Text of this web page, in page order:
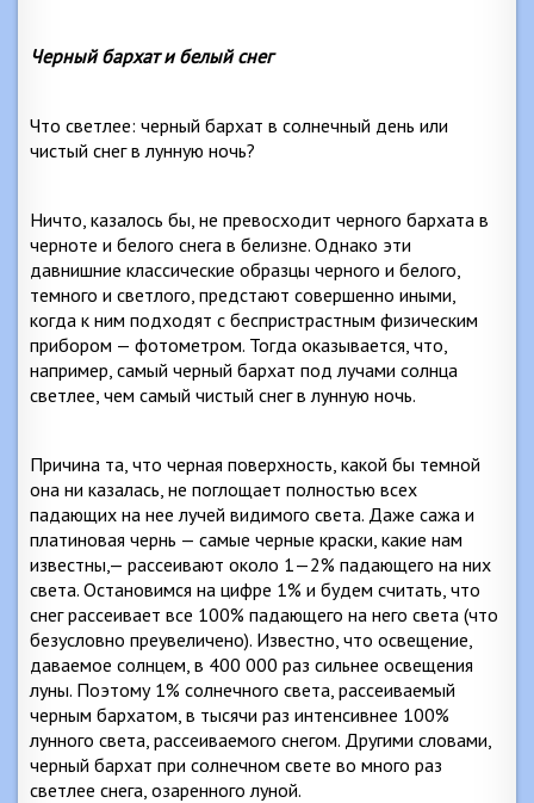
Черный бархат и белый снег
Что светлее: черный бархат в солнечный день или
чистый снег в лунную ночь?
Ничто, казалось бы, не превосходит черного бархата в
черноте и белого снега в белизне. Однако эти
давнишние классические образцы черного и белого,
темного и светлого, предстают совершенно иными,
когда к ним подходят с беспристрастным физическим
прибором — фотометром. Тогда оказывается, что,
например, самый черный бархат под лучами солнца
светлее, чем самый чистый снег в лунную ночь.
Причина та, что черная поверхность, какой бы темной
она ни казалась, не поглощает полностью всех
падающих на нее лучей видимого света. Даже сажа и
платиновая чернь — самые черные краски, какие нам
известны,— рассеивают около 1—2% падающего на них
света. Остановимся на цифре 1% и будем считать, что
снег рассеивает все 100% падающего на него света (что
безусловно преувеличено). Известно, что освещение,
даваемое солнцем, в 400 000 раз сильнее освещения
луны. Поэтому 1% солнечного света, рассеиваемый
черным бархатом, в тысячи раз интенсивнее 100%
лунного света, рассеиваемого снегом. Другими словами,
черный бархат при солнечном свете во много раз
светлее снега, озаренного луной.